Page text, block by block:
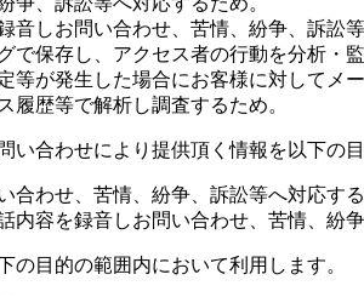
音しお問い合わせ、苦情、紛争、訴訟等
で保存し、アクセス者の行動を分析・
等が発生した場合にお客様に対してメ
履歴等で解析し調査するため。
い合わせにより提供頂く情報を以下の
わせ、苦情、紛争、訴訟等へ対応する
内容を録音しお問い合わせ、苦情、紛
の目的の範囲内において利用します。